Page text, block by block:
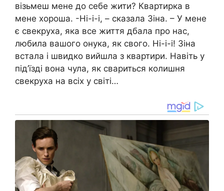
візьмеш мене до себе жити? Квартирка в
мене хороша. -Ні-і-і, – сказала Зіна. – У мене
є свекруха, яка все життя дбала про нас,
любила вашого онука, як свого. Ні-і-і! Зіна
встала і швидко вийшла з квартири. Навіть у
під’їзді вона чула, як свариться колишня
свекруха на всіх у світі…